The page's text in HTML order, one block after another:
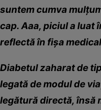
suntem cumva
cap. Aaa, piciul a luat
reflectă în fişa
Diabetul zaharat de
legată de modul de
legătură directă, însă